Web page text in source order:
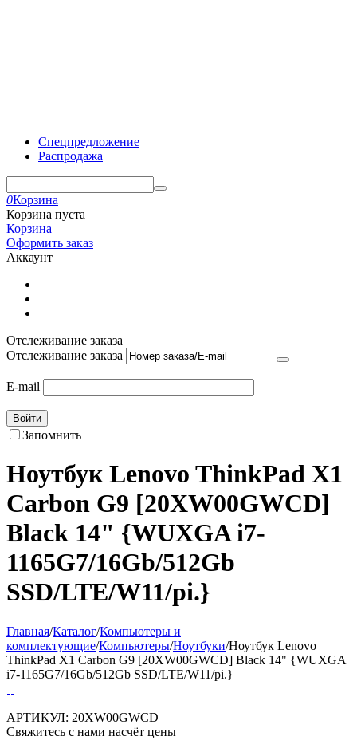
Спецпредложение
Распродажа
0Корзина
Корзина пуста
Корзина
Оформить заказ
Аккаунт
Отслеживание заказа
Отслеживание заказа
E-mail
Войти
Запомнить
Ноутбук Lenovo ThinkPad X1
Carbon G9 [20XW00GWCD]
Black 14" {WUXGA i7-
1165G7/16Gb/512Gb
SSD/LTE/W11/pi.}
Главная/Каталог/Компьютеры и
комплектующие/Компьютеры/Ноутбуки/Ноутбук Lenovo
ThinkPad X1 Carbon G9 [20XW00GWCD] Black 14" {WUXGA
i7-1165G7/16Gb/512Gb SSD/LTE/W11/pi.}
АРТИКУЛ: 20XW00GWCD
Свяжитесь с нами насчёт цены